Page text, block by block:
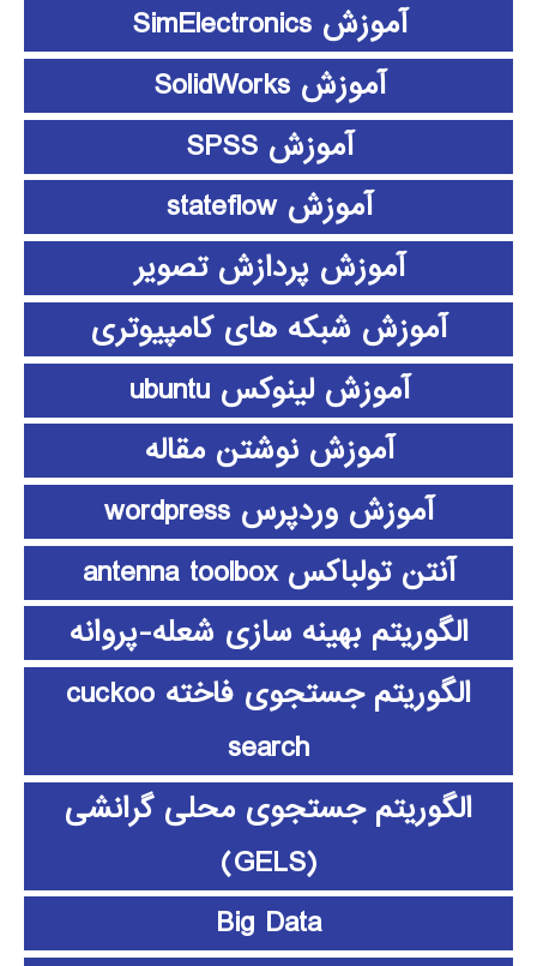
آموزش SimElectronics
آموزش SolidWorks
آموزش SPSS
آموزش stateflow
آموزش پردازش تصویر
آموزش شبکه های کامپیوتری
آموزش لینوکس ubuntu
آموزش نوشتن مقاله
آموزش وردپرس wordpress
آنتن تولباکس antenna toolbox
الگوریتم بهینه سازی شعله-پروانه
الگوریتم جستجوی فاخته cuckoo
search
الگوریتم جستجوی محلی گرانشی
(GELS)
Big Data